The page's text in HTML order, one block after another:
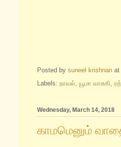
Posted by suneel krishnan at
Labels: நாவல் யூமா வாசுகி
Wednesday, March 14, 2018
காமமெனும்